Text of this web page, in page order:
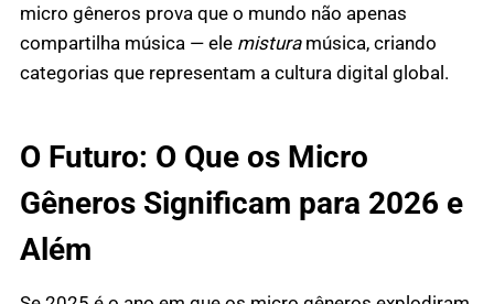
micro gêneros prova que o mundo não apenas
compartilha música — ele misturamúsica, criando
categorias que representam a cultura digital global.
O Futuro: O Que os Micro
Gêneros Significam para 2026 e
Além